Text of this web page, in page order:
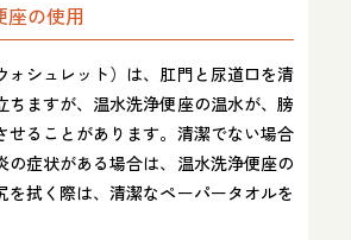
の使用
ォシュレット）は、肛門と尿道口を清
ちますが、温水洗浄便座の温水が、膀
せることがあります。清潔でない場合
の症状がある場合は、温水洗浄便座の
を拭く際は、清潔なペーパータオルを